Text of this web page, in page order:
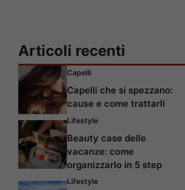
Articoli recenti
Capelli
Capelli che si spezzano:
cause e come trattarli
Lifestyle
Beauty case delle
vacanze: come
organizzarlo in 5 step
Lifestyle